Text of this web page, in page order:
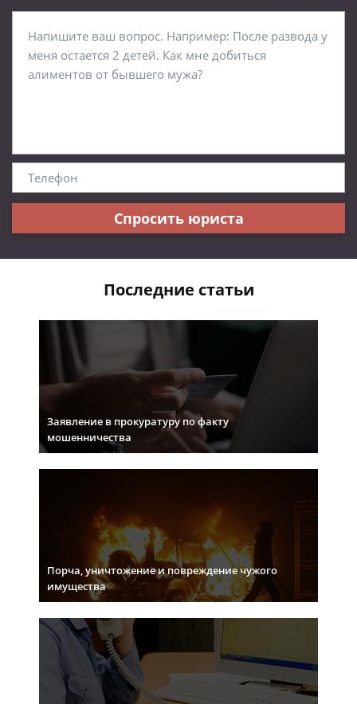
Спросить юриста
Последние статьи
Заявление в прокуратуру по факту
мошенничества
Порча, уничтожение и повреждение чужого
имущества